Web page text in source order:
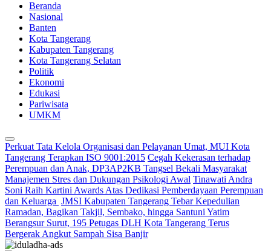
Beranda
Nasional
Banten
Kota Tangerang
Kabupaten Tangerang
Kota Tangerang Selatan
Politik
Ekonomi
Edukasi
Pariwisata
UMKM
Perkuat Tata Kelola Organisasi dan Pelayanan Umat, MUI Kota
Tangerang Terapkan ISO 9001:2015 Cegah Kekerasan terhadap
Perempuan dan Anak, DP3AP2KB Tangsel Bekali Masyarakat
Manajemen Stres dan Dukungan Psikologi Awal Tinawati Andra
Soni Raih Kartini Awards Atas Dedikasi Pemberdayaan Perempuan
dan Keluarga JMSI Kabupaten Tangerang Tebar Kepedulian
Ramadan, Bagikan Takjil, Sembako, hingga Santuni Yatim
Berangsur Surut, 195 Petugas DLH Kota Tangerang Terus
Bergerak Angkut Sampah Sisa Banjir